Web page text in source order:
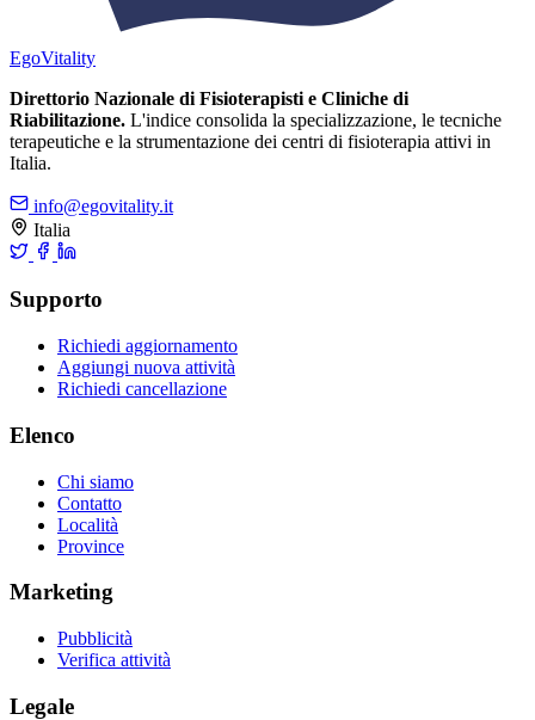
EgoVitality
Direttorio Nazionale di Fisioterapisti e Cliniche di
Riabilitazione. L'indice consolida la specializzazione, le tecniche
terapeutiche e la strumentazione dei centri di fisioterapia attivi in
Italia.
info@egovitality.it
Italia
Supporto
Richiedi aggiornamento
Aggiungi nuova attività
Richiedi cancellazione
Elenco
Chi siamo
Contatto
Località
Province
Marketing
Pubblicità
Verifica attività
Legale